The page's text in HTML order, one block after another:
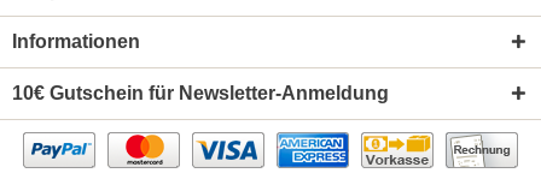
Informationen
10€ Gutschein für Newsletter-Anmeldung